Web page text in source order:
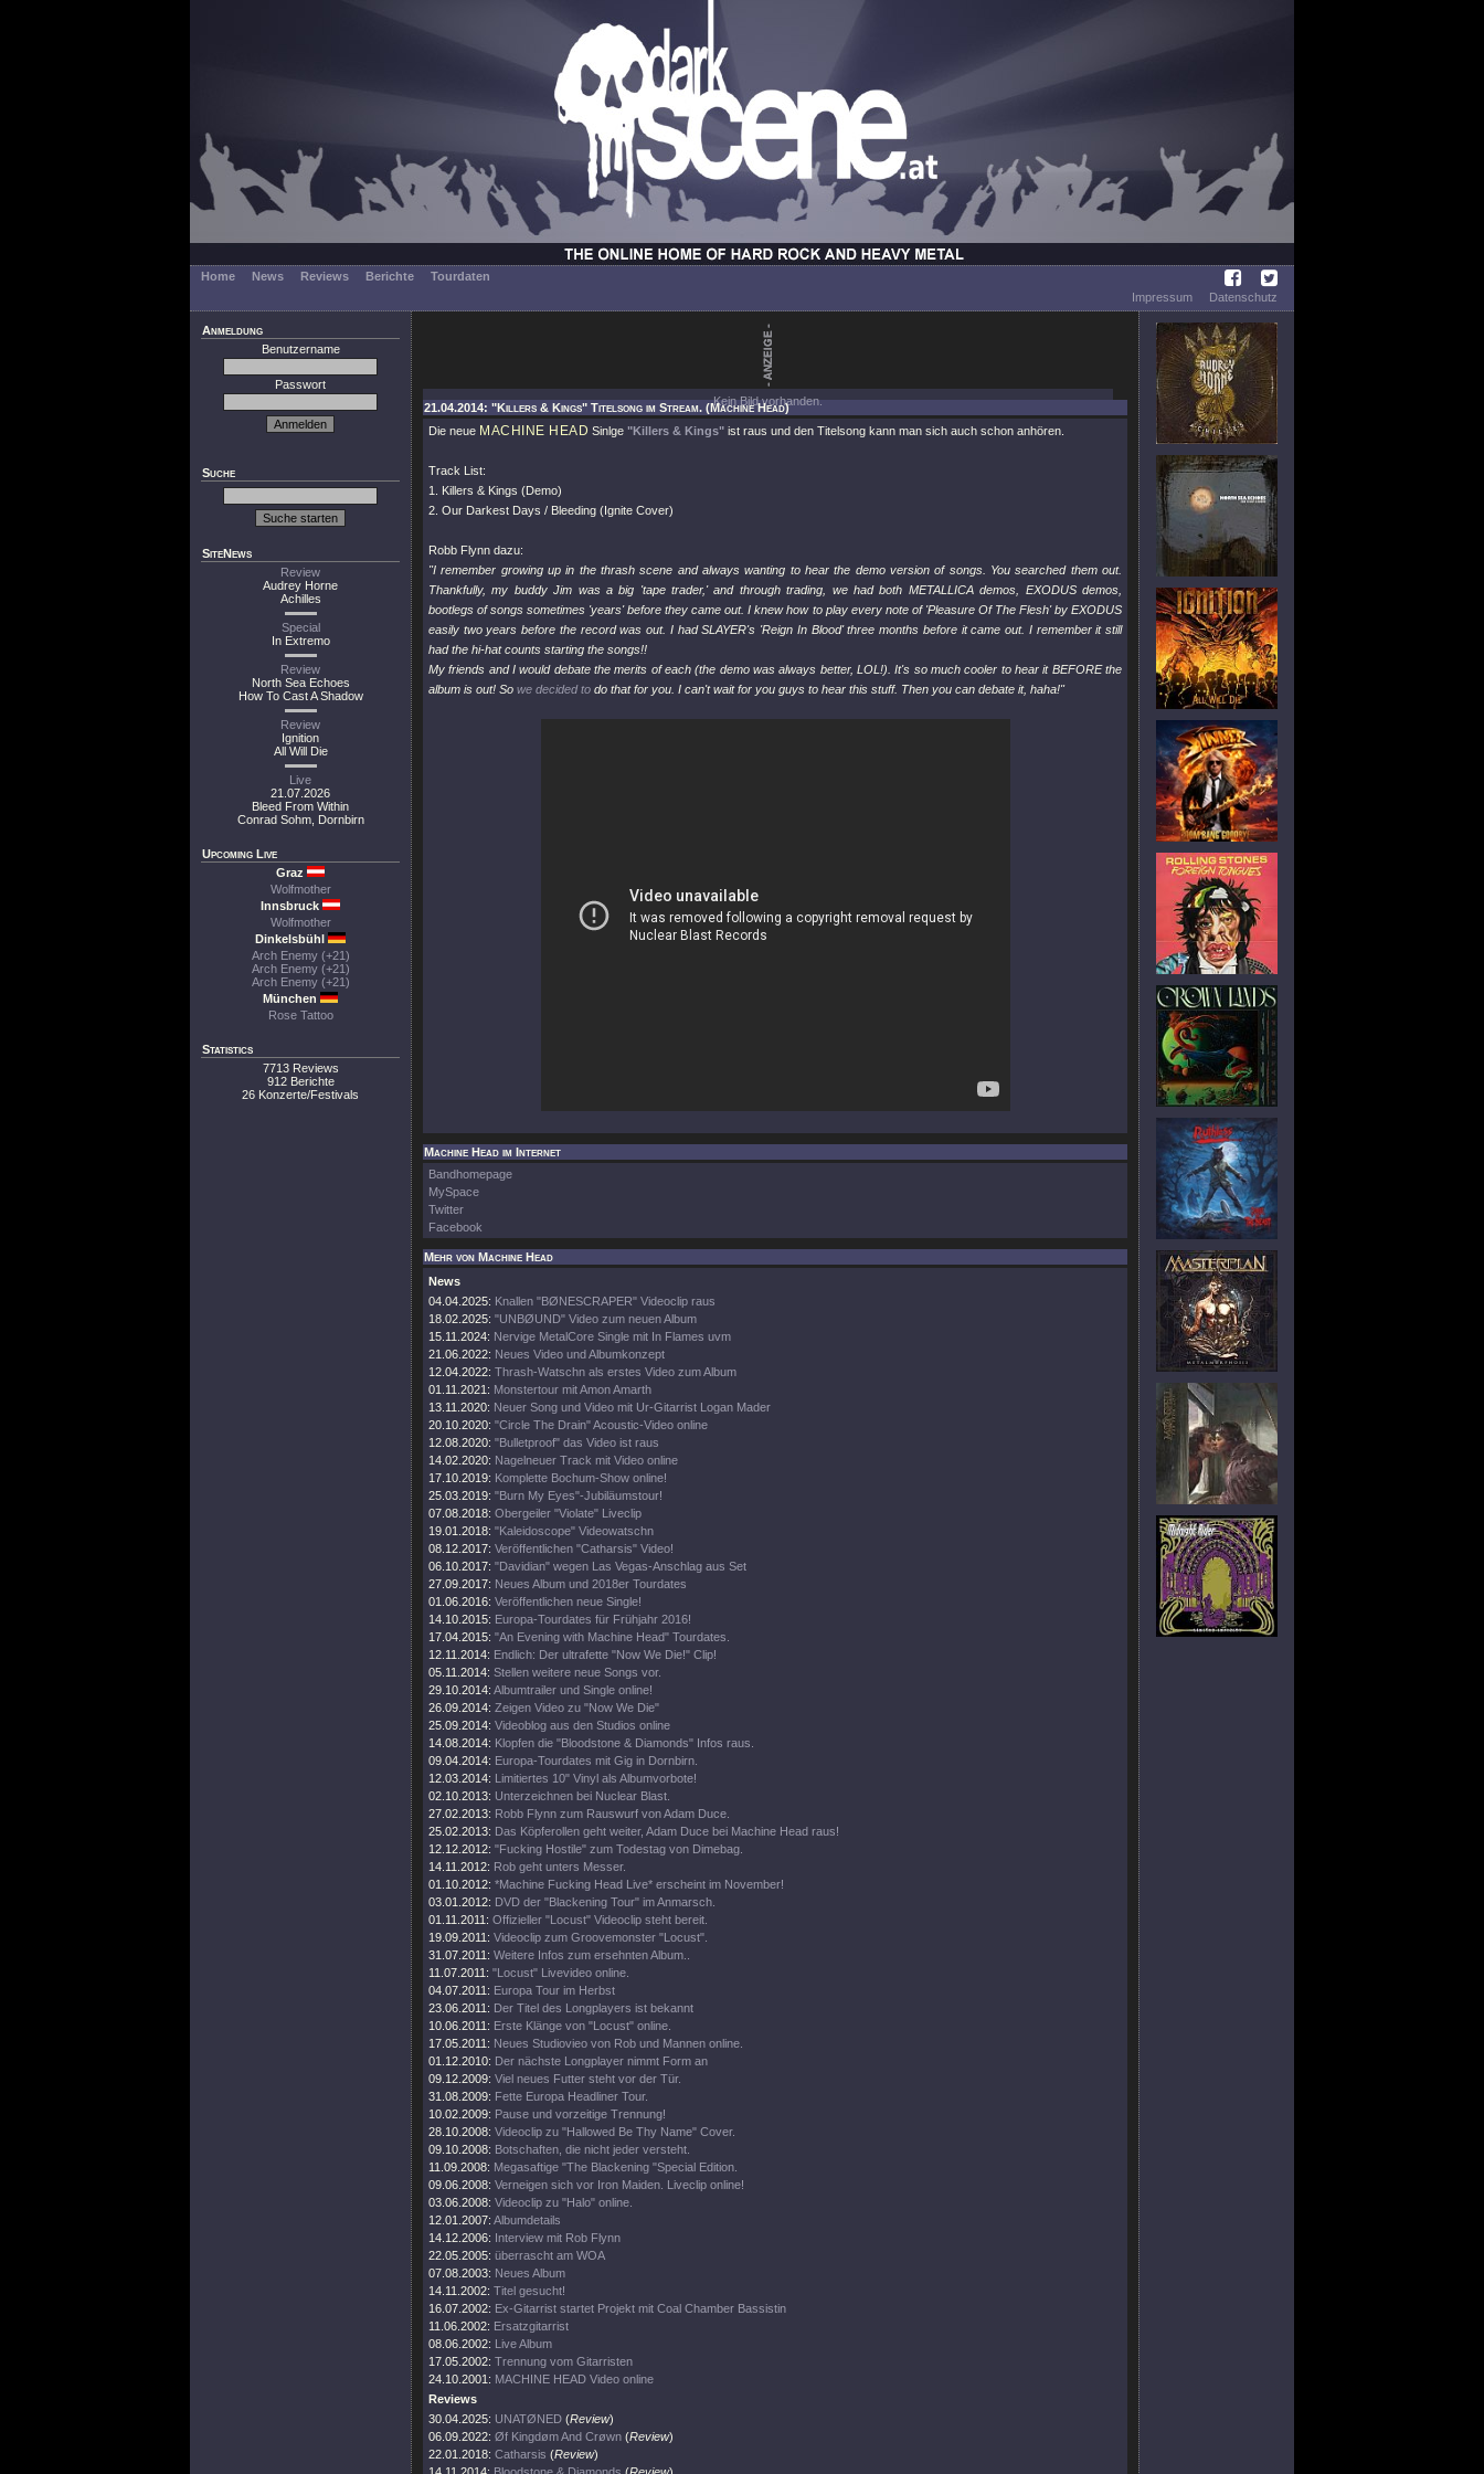
Home News Reviews Berichte
Tourdaten
Impressum
Datenschutz
Anmeldung
Benutzername
Passwort
Suche
SiteNews
Review
Audrey Horne
Achilles
Special
In Extremo
Review
North Sea Echoes
How To Cast A Shadow
Review
Ignition
All Will Die
Live
21.07.2026
Bleed From Within
Conrad Sohm, Dornbirn
Upcoming Live
Graz
Wolfmother
Innsbruck
Wolfmother
Dinkelsbühl
Arch Enemy (+21)
Arch Enemy (+21)
Arch Enemy (+21)
München
Rose Tattoo
Statistics
7713 Reviews
912 Berichte
26 Konzerte/Festivals
Kein Bild vorhanden.
21.04.2014: "Killers & Kings" Titelsong im Stream. (Machine Head)
Die neue MACHINE HEAD Sinlge "Killers & Kings" ist raus und den Titelsong kann man sich auch schon anhören.
Track List:
1. Killers & Kings (Demo)
2. Our Darkest Days / Bleeding (Ignite Cover)
Robb Flynn dazu:
"I remember growing up in the thrash scene and always wanting to hear the demo version of songs. You searched them out.
Thankfully, my buddy Jim was a big 'tape trader,' and through trading, we had both METALLICA demos, EXODUS demos,
bootlegs of songs sometimes 'years' before they came out. I knew how to play every note of 'Pleasure Of The Flesh' by EXODUS
easily two years before the record was out. I had SLAYER's 'Reign In Blood' three months before it came out. I remember it still
had the hi-hat counts starting the songs!!
My friends and I would debate the merits of each (the demo was always better, LOL!). It's so much cooler to hear it BEFORE the
album is out! So we decided to do that for you. I can't wait for you guys to hear this stuff. Then you can debate it, haha!"
Machine Head im Internet
Bandhomepage
MySpace
Twitter
Facebook
Mehr von Machine Head
News
04.04.2025: Knallen "BØNESCRAPER" Videoclip raus
18.02.2025: "UNBØUND" Video zum neuen Album
15.11.2024: Nervige MetalCore Single mit In Flames uvm
21.06.2022: Neues Video und Albumkonzept
12.04.2022: Thrash-Watschn als erstes Video zum Album
01.11.2021: Monstertour mit Amon Amarth
13.11.2020: Neuer Song und Video mit Ur-Gitarrist Logan Mader
20.10.2020: "Circle The Drain" Acoustic-Video online
12.08.2020: "Bulletproof" das Video ist raus
14.02.2020: Nagelneuer Track mit Video online
17.10.2019: Komplette Bochum-Show online!
25.03.2019: "Burn My Eyes"-Jubiläumstour!
07.08.2018: Obergeiler "Violate" Liveclip
19.01.2018: "Kaleidoscope" Videowatschn
08.12.2017: Veröffentlichen "Catharsis" Video!
06.10.2017: "Davidian" wegen Las Vegas-Anschlag aus Set
27.09.2017: Neues Album und 2018er Tourdates
01.06.2016: Veröffentlichen neue Single!
14.10.2015: Europa-Tourdates für Frühjahr 2016!
17.04.2015: "An Evening with Machine Head" Tourdates.
12.11.2014: Endlich: Der ultrafette "Now We Die!" Clip!
05.11.2014: Stellen weitere neue Songs vor.
29.10.2014: Albumtrailer und Single online!
26.09.2014: Zeigen Video zu "Now We Die"
25.09.2014: Videoblog aus den Studios online
14.08.2014: Klopfen die "Bloodstone & Diamonds" Infos raus.
09.04.2014: Europa-Tourdates mit Gig in Dornbirn.
12.03.2014: Limitiertes 10" Vinyl als Albumvorbote!
02.10.2013: Unterzeichnen bei Nuclear Blast.
27.02.2013: Robb Flynn zum Rauswurf von Adam Duce.
25.02.2013: Das Köpferollen geht weiter, Adam Duce bei Machine Head raus!
12.12.2012: "Fucking Hostile" zum Todestag von Dimebag.
14.11.2012: Rob geht unters Messer.
01.10.2012: *Machine Fucking Head Live* erscheint im November!
03.01.2012: DVD der "Blackening Tour" im Anmarsch.
01.11.2011: Offizieller "Locust" Videoclip steht bereit.
19.09.2011: Videoclip zum Groovemonster "Locust".
31.07.2011: Weitere Infos zum ersehnten Album..
11.07.2011: "Locust" Livevideo online.
04.07.2011: Europa Tour im Herbst
23.06.2011: Der Titel des Longplayers ist bekannt
10.06.2011: Erste Klänge von "Locust" online.
17.05.2011: Neues Studiovieo von Rob und Mannen online.
01.12.2010: Der nächste Longplayer nimmt Form an
09.12.2009: Viel neues Futter steht vor der Tür.
31.08.2009: Fette Europa Headliner Tour.
10.02.2009: Pause und vorzeitige Trennung!
28.10.2008: Videoclip zu "Hallowed Be Thy Name" Cover.
09.10.2008: Botschaften, die nicht jeder versteht.
11.09.2008: Megasaftige "The Blackening "Special Edition.
09.06.2008: Verneigen sich vor Iron Maiden. Liveclip online!
03.06.2008: Videoclip zu "Halo" online.
12.01.2007: Albumdetails
14.12.2006: Interview mit Rob Flynn
22.05.2005: überrascht am WOA
07.08.2003: Neues Album
14.11.2002: Titel gesucht!
16.07.2002: Ex-Gitarrist startet Projekt mit Coal Chamber Bassistin
11.06.2002: Ersatzgitarrist
08.06.2002: Live Album
17.05.2002: Trennung vom Gitarristen
24.10.2001: MACHINE HEAD Video online
Reviews
30.04.2025: UNATØNED (Review)
06.09.2022: Øf Kingdøm And Crøwn (Review)
22.01.2018: Catharsis (Review)